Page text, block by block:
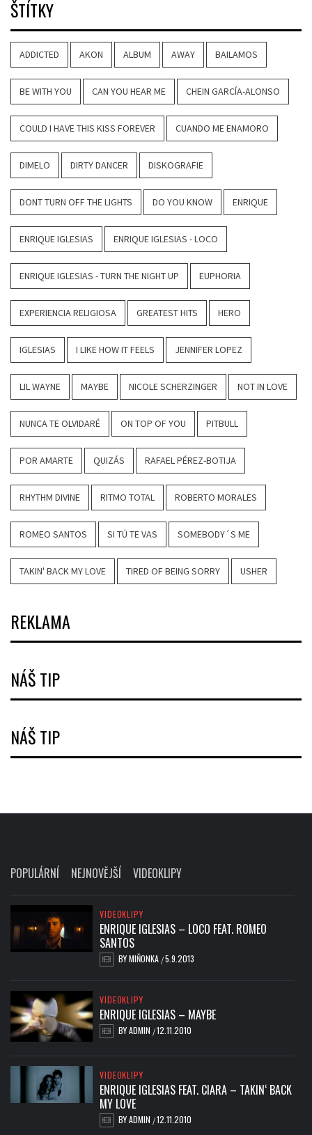
ŠTÍTKY
ADDICTED AKON ALBUM AWAY BAILAMOS
BE WITH YOU CAN YOU HEAR ME CHEIN GARCÍA-ALONSO
COULD I HAVE THIS KISS FOREVER CUANDO ME ENAMORO
DIMELO DIRTY DANCER DISKOGRAFIE
DONT TURN OFF THE LIGHTS DO YOU KNOW ENRIQUE
ENRIQUE IGLESIAS ENRIQUE IGLESIAS - LOCO
ENRIQUE IGLESIAS - TURN THE NIGHT UP EUPHORIA
EXPERIENCIA RELIGIOSA GREATEST HITS HERO
IGLESIAS I LIKE HOW IT FEELS JENNIFER LOPEZ
LIL WAYNE MAYBE NICOLE SCHERZINGER NOT IN LOVE
NUNCA TE OLVIDARÉ ON TOP OF YOU PITBULL
POR AMARTE QUIZÁS RAFAEL PÉREZ-BOTIJA
RHYTHM DIVINE RITMO TOTAL ROBERTO MORALES
ROMEO SANTOS SI TÚ TE VAS SOMEBODY´S ME
TAKIN' BACK MY LOVE TIRED OF BEING SORRY USHER
REKLAMA
NÁŠ TIP
NÁŠ TIP
POPULÁRNÍ NEJNOVĚJŠÍ VIDEOKLIPY
VIDEOKLIPY
ENRIQUE IGLESIAS – LOCO FEAT. ROMEO
SANTOS
BYMIŇONKA /5.9.2013
VIDEOKLIPY
ENRIQUE IGLESIAS – MAYBE
BYADMIN /12.11.2010
VIDEOKLIPY
ENRIQUE IGLESIAS FEAT. CIARA – TAKIN‘ BACK
MY LOVE
BYADMIN /12.11.2010